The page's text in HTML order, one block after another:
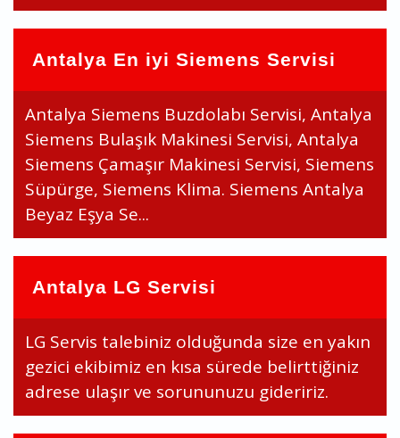
Antalya En iyi Siemens Servisi
Antalya Siemens Buzdolabı Servisi, Antalya
Siemens Bulaşık Makinesi Servisi, Antalya
Siemens Çamaşır Makinesi Servisi, Siemens
Süpürge, Siemens Klima. Siemens Antalya
Beyaz Eşya Se...
Antalya LG Servisi
LG Servis talebiniz olduğunda size en yakın
gezici ekibimiz en kısa sürede belirttiğiniz
adrese ulaşır ve sorununuzu gideririz.